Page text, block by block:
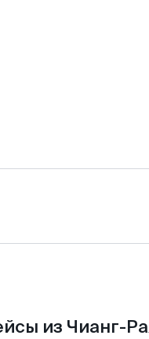
из Чианг-